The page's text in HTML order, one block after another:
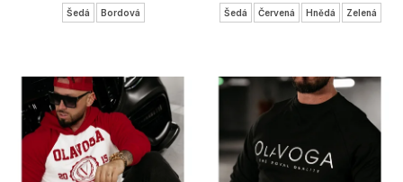
Šedá Bordová Šedá Červená Hnědá Zelená